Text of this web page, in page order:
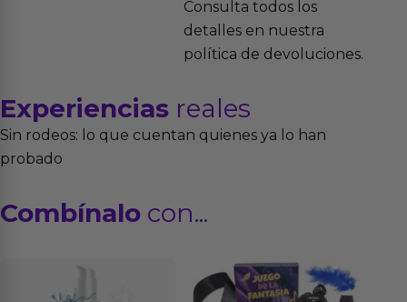
Consulta todos los
detalles en nuestra
política de devoluciones.
Experiencias reales
Sin rodeos: lo que cuentan quienes ya lo han
probado
Combínalo con...